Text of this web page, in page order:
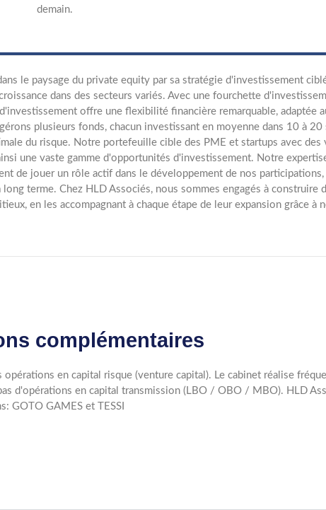
demain.
le paysage du private equity par sa stratégie d'investissement
dans des secteurs variés. Avec une fourchette
offre une flexibilité financière remarquable, adaptée
plusieurs fonds, chacun investissant en moyenne dans 10 à
du risque. Notre portefeuille cible des PME et startups avec des
une vaste gamme d'opportunités d'investissement. Notre
de jouer un rôle actif dans le développement de nos
long terme. Chez HLD Associés, nous sommes engagés à construire
en les accompagnant à chaque étape de leur expansion grâce à
complémentaires
en capital risque (venture capital). Le cabinet réalise
d'opérations en capital transmission (LBO / OBO / MBO). HLD
GOTO GAMES et TESSI